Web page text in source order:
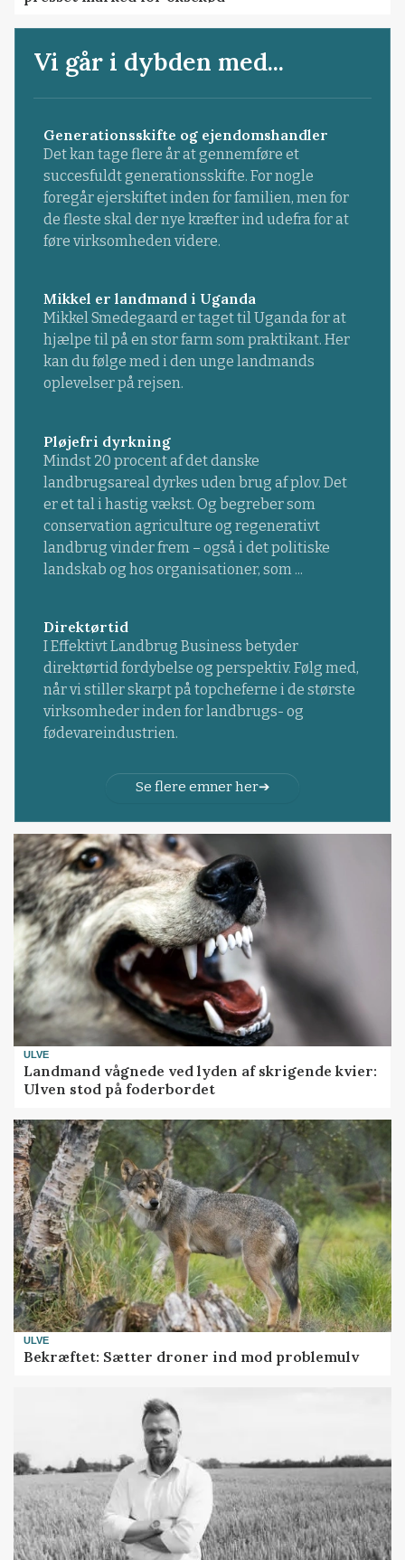
Vi går i dybden med...
Generationsskifte og ejendomshandler
Det kan tage flere år at gennemføre et
succesfuldt generationsskifte. For nogle
foregår ejerskiftet inden for familien, men for
de fleste skal der nye kræfter ind udefra for at
føre virksomheden videre.
Mikkel er landmand i Uganda
Mikkel Smedegaard er taget til Uganda for at
hjælpe til på en stor farm som praktikant. Her
kan du følge med i den unge landmands
oplevelser på rejsen.
Pløjefri dyrkning
Mindst 20 procent af det danske
landbrugsareal dyrkes uden brug af plov. Det
er et tal i hastig vækst. Og begreber som
conservation agriculture og regenerativt
landbrug vinder frem – også i det politiske
landskab og hos organisationer, som ...
Direktørtid
I Effektivt Landbrug Business betyder
direktørtid fordybelse og perspektiv. Følg med,
når vi stiller skarpt på topcheferne i de største
virksomheder inden for landbrugs- og
fødevareindustrien.
Se flere emner her
ULVE
Landmand vågnede ved lyden af skrigende kvier:
Ulven stod på foderbordet
ULVE
Bekræftet: Sætter droner ind mod problemulv